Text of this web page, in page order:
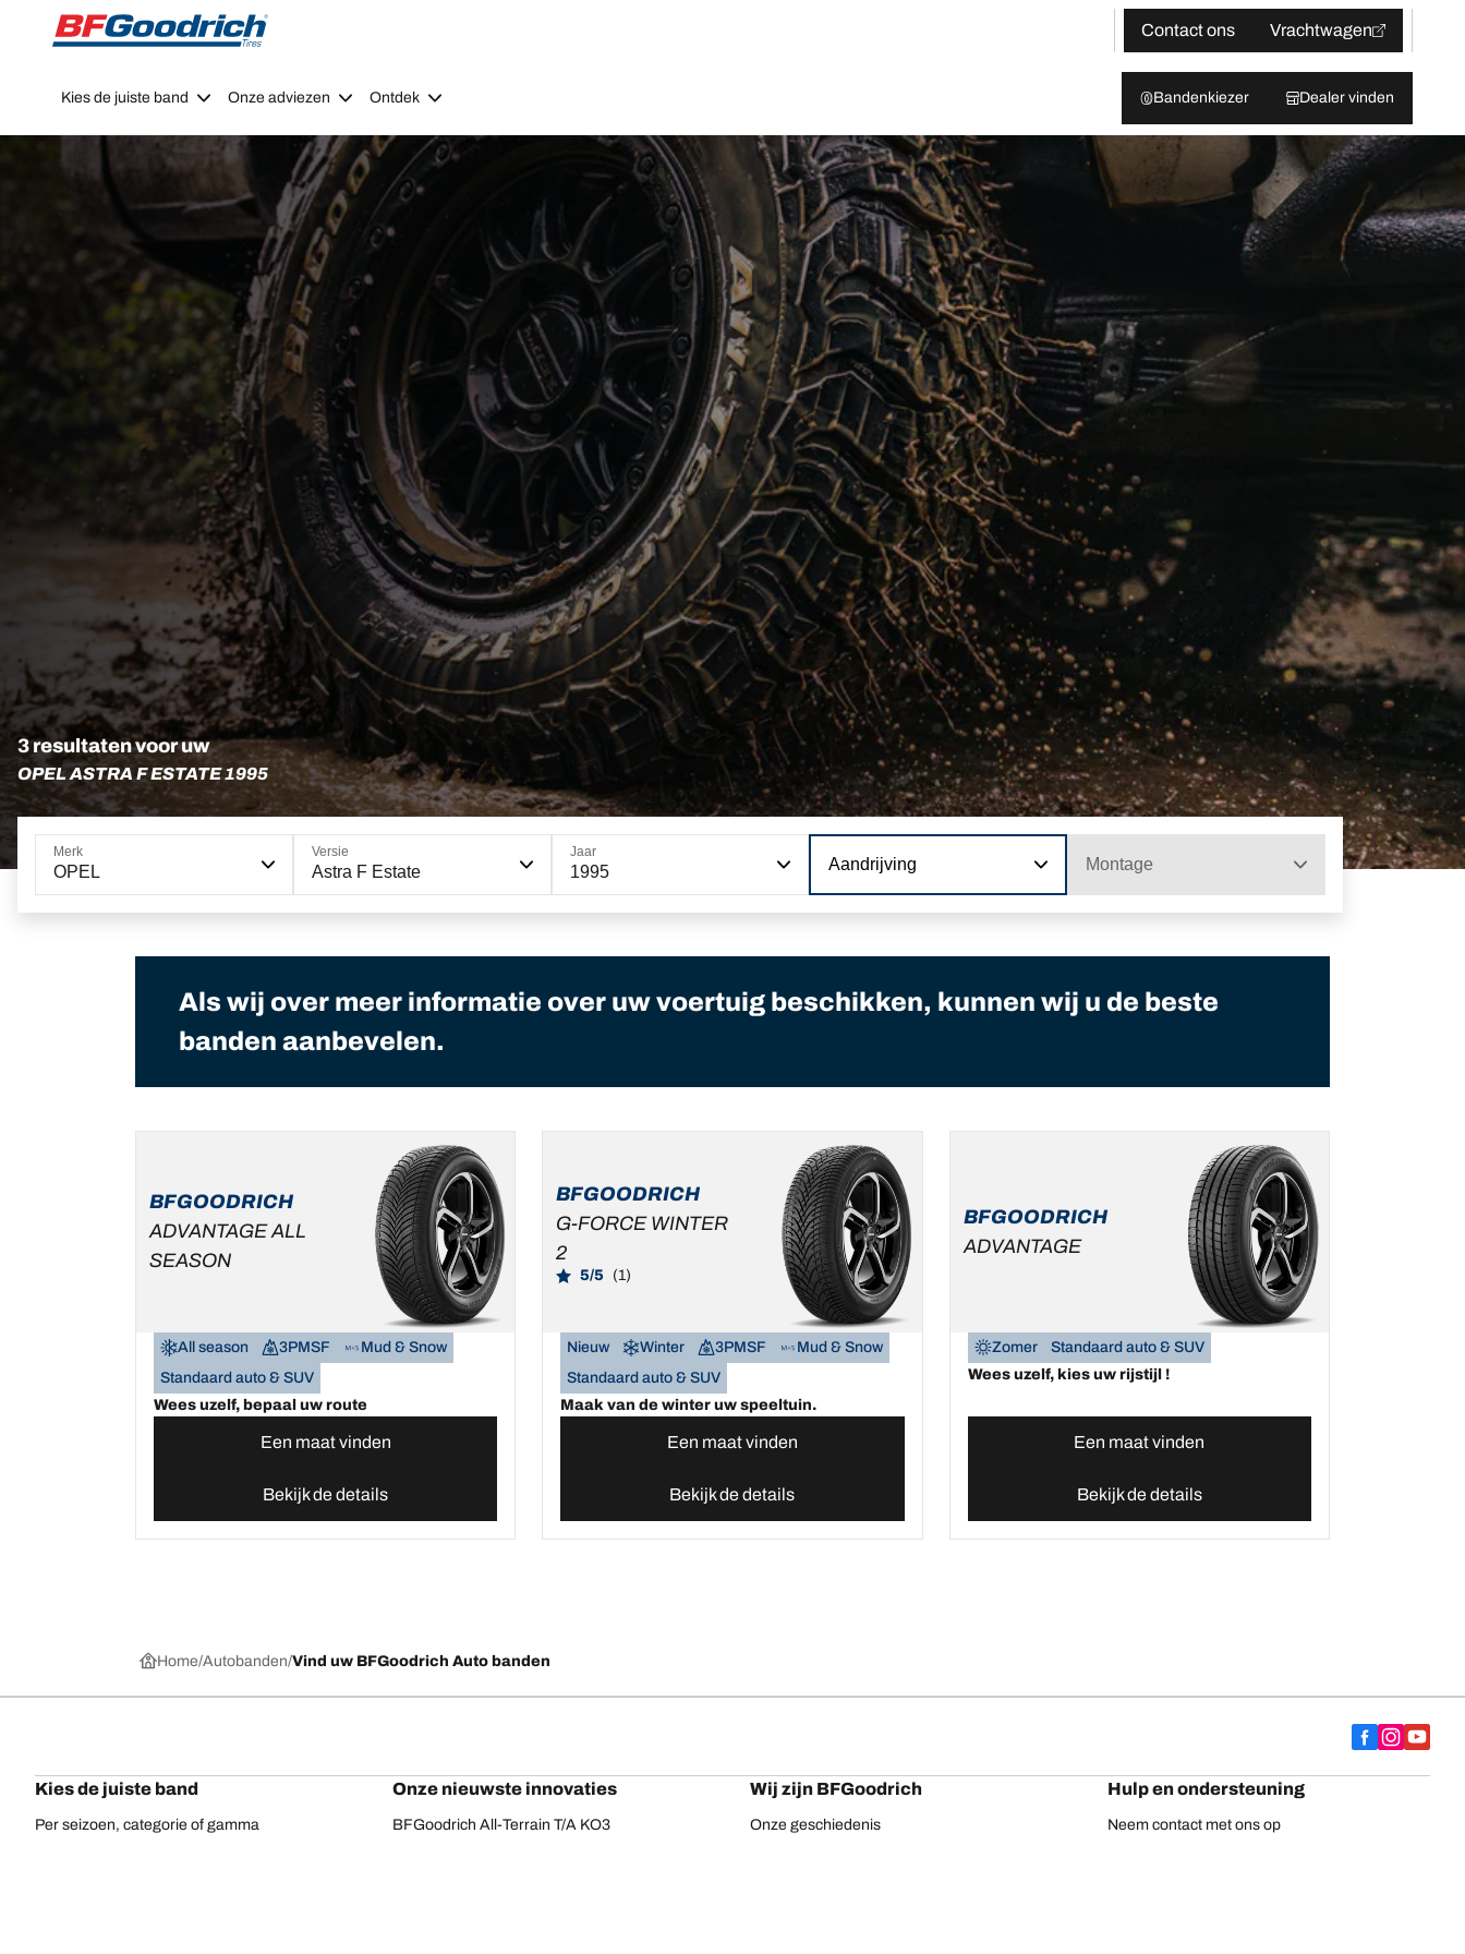
Go to page content
Go to page navigation
Contact ons
Vrachtwagen
Kies de juiste band Onze adviezen Ontdek Bandenkiezer Dealer vinden
3 resultaten voor uw
OPEL ASTRA F ESTATE 1995
Merk
OPEL
Versie
Astra F Estate
Jaar
1995 Aandrijving Montage
Als wij over meer informatie over uw voertuig beschikken, kunnen wij u de beste
banden aanbevelen.
BFGOODRICH
ADVANTAGE ALL
SEASON
All season 3PMSF
Mud & Snow
Standaard auto & SUV
Wees uzelf, bepaal uw route
Een maat vinden
Bekijk de details
BFGOODRICH
G-FORCE WINTER
2
5/5 (1)
Nieuw Winter 3PMSF
Mud & Snow
Standaard auto & SUV
Maak van de winter uw speeltuin.
Een maat vinden
Bekijk de details
BFGOODRICH
ADVANTAGE
Zomer
Standaard auto & SUV
Wees uzelf, kies uw rijstijl !
Een maat vinden
Bekijk de details
Home Autobanden Vind uw BFGoodrich Auto banden
Kies de juiste band
Per seizoen, categorie of gamma
Onze nieuwste innovaties
BFGoodrich All-Terrain T/A KO3
Wij zijn BFGoodrich
Onze geschiedenis
Hulp en ondersteuning
Neem contact met ons op